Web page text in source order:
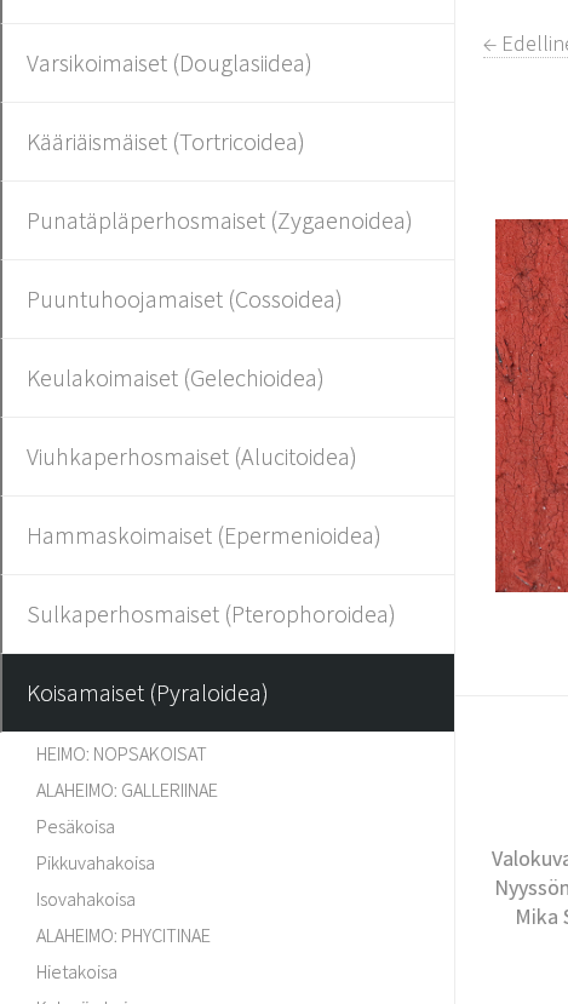
Varsikoimaiset (Douglasiidea)
Kääriäismäiset (Tortricoidea)
Punatäpläperhosmaiset (Zygaenoidea)
Puuntuhoojamaiset (Cossoidea)
Keulakoimaiset (Gelechioidea)
Viuhkaperhosmaiset (Alucitoidea)
Hammaskoimaiset (Epermenioidea)
Sulkaperhosmaiset (Pterophoroidea)
Koisamaiset (Pyraloidea)
HEIMO: NOPSAKOISAT
ALAHEIMO: GALLERIINAE
Pesäkoisa
Pikkuvahakoisa
Isovahakoisa
ALAHEIMO: PHYCITINAE
Hietakoisa
←
Mika